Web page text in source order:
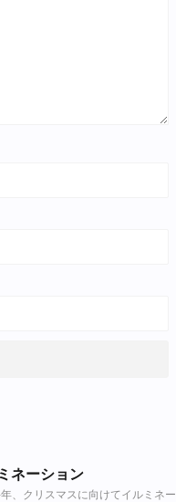
ネーション
、クリスマスに向けてイルミネー